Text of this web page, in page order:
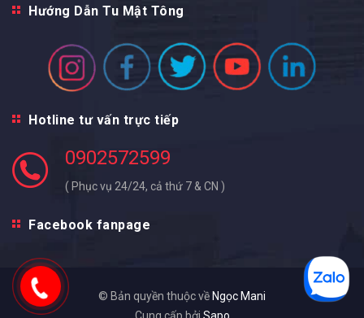
Hướng Dẫn Tu Mật Tông
Hotline tư vấn trực tiếp
0902572599
( Phục vụ 24/24, cả thứ 7 & CN )
Facebook fanpage
© Bản quyền thuộc về Ngọc Mani